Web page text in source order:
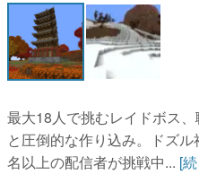
最大18人で挑むレイドボス
と圧倒的な作り込み。ドズ
名以上の配信者が挑戦中... [